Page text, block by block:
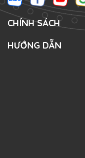
CHÍNH SÁCH
HƯỚNG DẪN